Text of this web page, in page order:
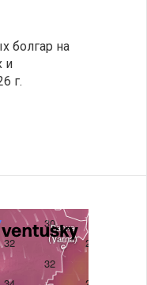
болгар на
и
г.